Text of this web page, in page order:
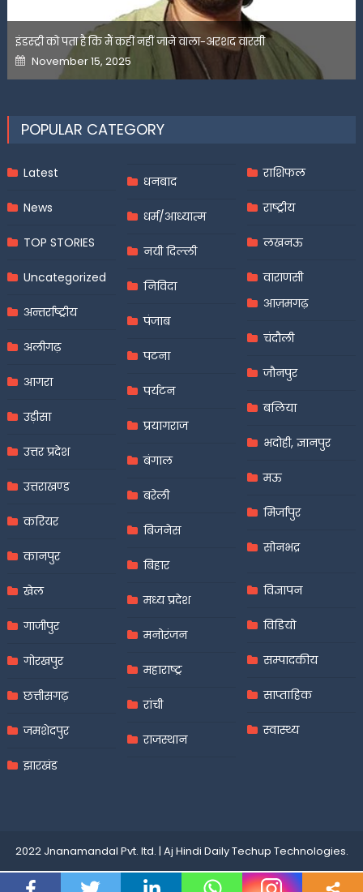
इंडस्ट्री को पता है कि मैं कहीं नहीं जाने वाला-अरशद वारसी
Posted
on
November 15, 2025
POPULAR CATEGORY
Latest
News
TOP STORIES
Uncategorized
अन्तर्राष्ट्रीय
अलीगढ़
आगरा
उड़ीसा
उत्तर प्रदेश
उत्तराखण्ड
करियर
कानपुर
खेल
गाजीपुर
गोरखपुर
छत्तीसगढ़
जमशेदपुर
झारखंड
धनबाद
धर्म/आध्यात्म
नयी दिल्ली
निविदा
पंजाब
पटना
पर्यटन
प्रयागराज
बंगाल
बरेली
बिजनेस
बिहार
मध्य प्रदेश
मनोरंजन
महाराष्ट्र
रांची
राजस्थान
राशिफल
राष्ट्रीय
लखनऊ
वाराणसी
आज़मगढ़
चंदौली
जौनपुर
बलिया
भदोही, ज्ञानपुर
मऊ
मिर्जापुर
सोनभद्र
विज्ञापन
विडियो
सम्पादकीय
साप्ताहिक
स्वास्थ्य
2022 Jnanamandal Pvt. ltd. | Aj Hindi DailyTechup Technologies.